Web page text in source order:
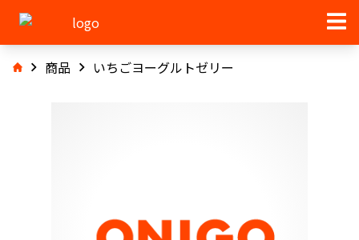
商品 いちごヨーグルトゼリー